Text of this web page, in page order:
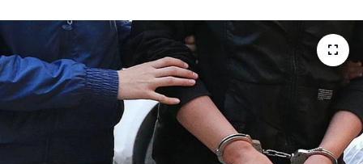
SPOR
MAGAZİN
ESKİŞEHİRSPOR